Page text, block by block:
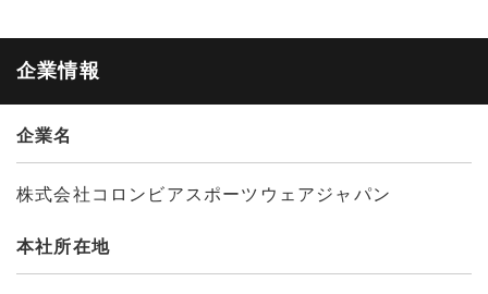
企業情報
企業名
株式会社コロンビアスポーツウェアジャパン
本社所在地